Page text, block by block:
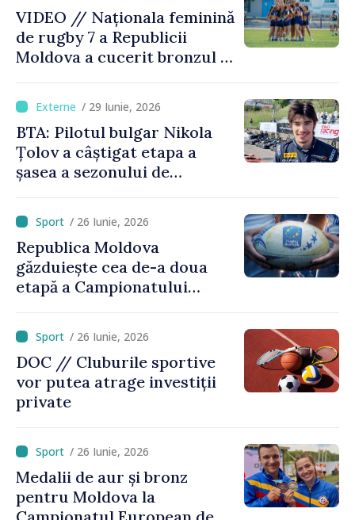
VIDEO // Naționala feminină
de rugby 7 a Republicii
Moldova a cucerit bronzul la
Divizia Trophy
/ 29 Iunie, 2026
BTA: Pilotul bulgar Nikola
Țolov a câștigat etapa a
șasea a sezonului de
/ 26 Iunie, 2026
Republica Moldova
găzduiește cea de-a doua
etapă a Campionatului
/ 26 Iunie, 2026
DOC // Cluburile sportive
vor putea atrage investiții
private
/ 26 Iunie, 2026
Medalii de aur și bronz
pentru Moldova la